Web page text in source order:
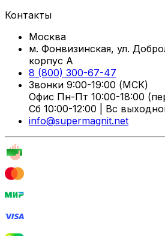
Контакты
Москва
м. Фонвизинская, ул.
корпус А
8 (800) 300-67-47
Звонки 9:00-19:00 (МСК)
Офис Пн-Пт 10:00-18:00
Сб 10:00-12:00 | Вс
info@supermagnit.net